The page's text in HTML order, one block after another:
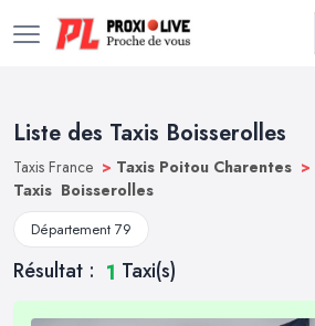
Liste des Taxis Boisserolles
Taxis France > Taxis Poitou Charentes >
Taxis Boisserolles
Département 79
Résultat : 1 Taxi(s)